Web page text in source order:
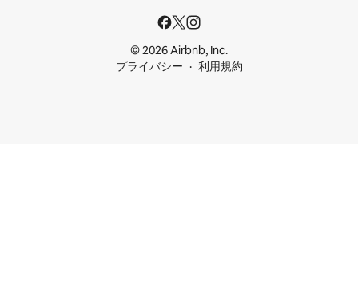
© 2026 Airbnb, Inc.
プライバシー
利用規約